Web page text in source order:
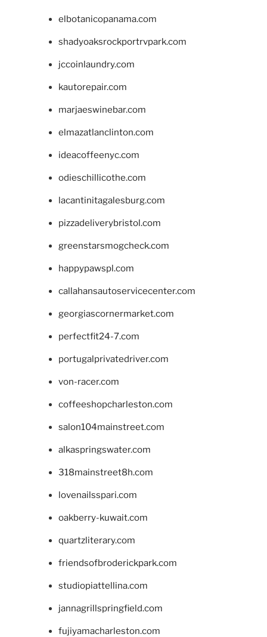
elbotanicopanama.com
shadyoaksrockportrvpark.com
jccoinlaundry.com
kautorepair.com
marjaeswinebar.com
elmazatlanclinton.com
ideacoffeenyc.com
odieschillicothe.com
lacantinitagalesburg.com
pizzadeliverybristol.com
greenstarsmogcheck.com
happypawspl.com
callahansautoservicecenter.com
georgiascornermarket.com
perfectfit24-7.com
portugalprivatedriver.com
von-racer.com
coffeeshopcharleston.com
salon104mainstreet.com
alkaspringswater.com
318mainstreet8h.com
lovenailsspari.com
oakberry-kuwait.com
quartzliterary.com
friendsofbroderickpark.com
studiopiattellina.com
jannagrillspringfield.com
fujiyamacharleston.com